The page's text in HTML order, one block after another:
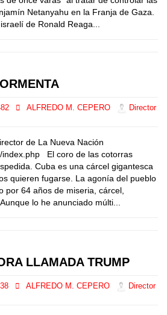
Netanyahu en la Franja de Gaza.
de Ronald Reaga...
ALFREDO M. CEPERO
Director
de La Nueva Nación
index.php El coro de las cotorras
Cuba es una cárcel gigantesca
quieren fugarse. La agonía del pueblo
por 64 años de miseria, cárcel,
lo he anunciado múlti...
LLAMADA TRUMP
ALFREDO M. CEPERO
Director